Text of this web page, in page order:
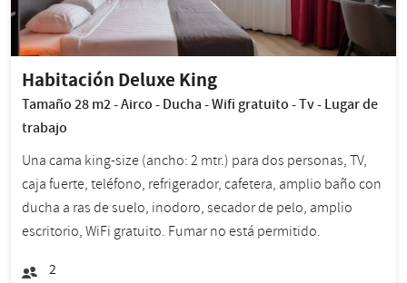
Habitación Deluxe King
Tamaño 28 m2 - Airco - Ducha - Wifi gratuito - Tv - Lugar de
trabajo
Una cama king-size (ancho: 2 mtr.) para dos personas, TV,
caja fuerte, teléfono, refrigerador, cafetera, amplio baño con
ducha a ras de suelo, inodoro, secador de pelo, amplio
escritorio, WiFi gratuito. Fumar no está permitido.
2